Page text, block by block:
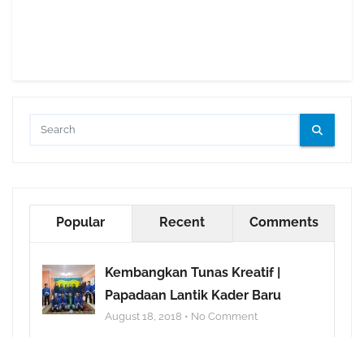
Popular Recent Comments
Kembangkan Tunas Kreatif |
Papadaan Lantik Kader Baru
August 18, 2018 • No Comment